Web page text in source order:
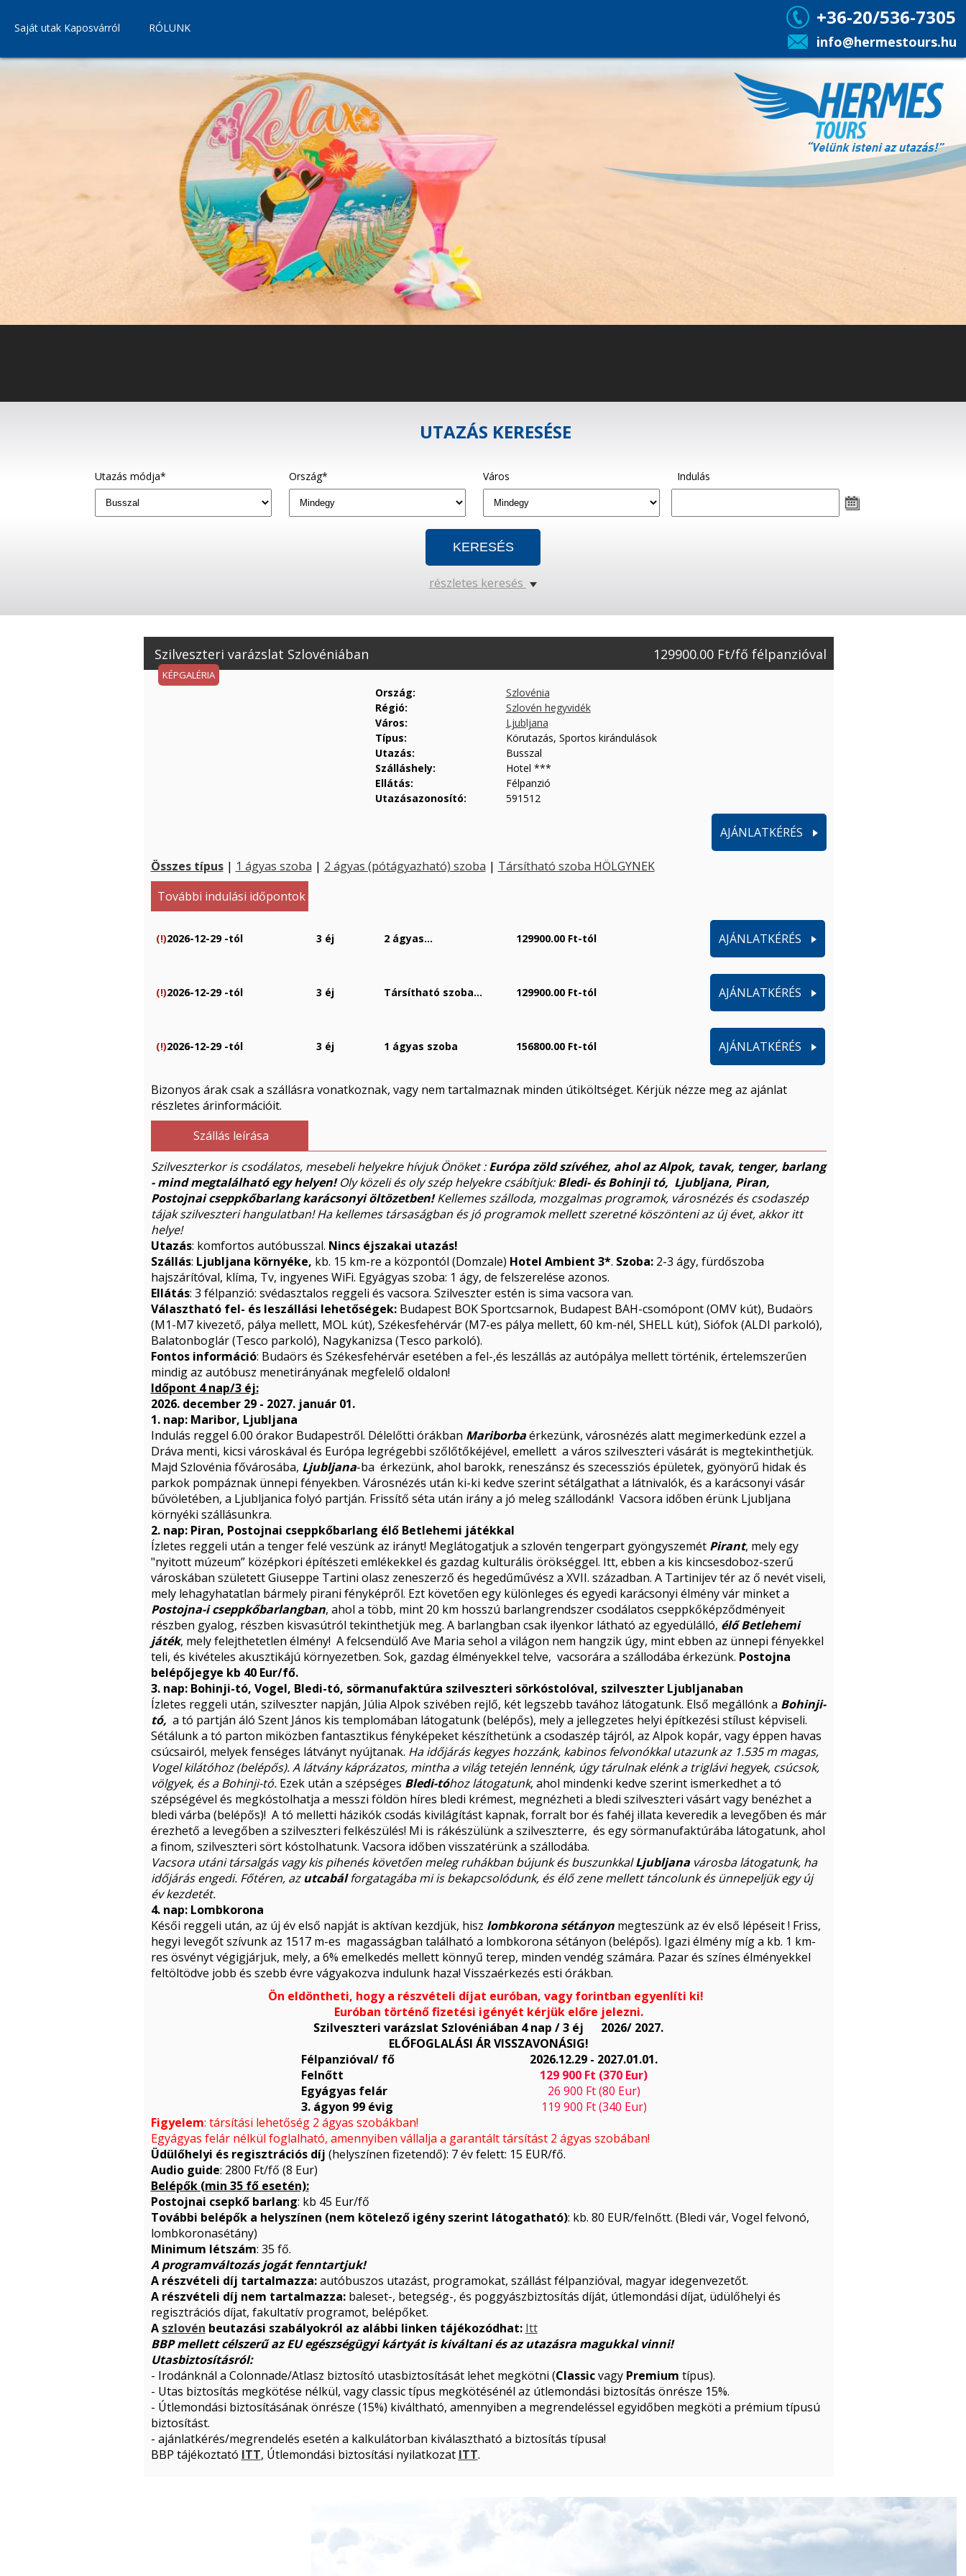
Saját utak Kaposvárról RÓLUNK +36-20/536-7305
info@hermestours.hu
UTAZÁS KERESÉSE
Utazás módja* Ország* Város Indulás
részletes keresés
Szilveszteri varázslat Szlovéniában 129900.00 Ft/fő félpanzióval
KÉPGALÉRIA
Ország:
Szlovénia
Régió:
Szlovén hegyvidék
Város:
Ljubljana
Típus:
Körutazás, Sportos kirándulások
Utazás:
Busszal
Szálláshely:
Hotel ***
Ellátás:
Félpanzió
Utazásazonosító:
591512
AJÁNLATKÉRÉS
Összes típus | 1 ágyas szoba | 2 ágyas (pótágyazható) szoba | Társítható szoba HÖLGYNEK
További indulási időpontok
(!)2026-12-29 -tól 3 éj 2 ágyas... 129900.00 Ft-tól AJÁNLATKÉRÉS
(!)2026-12-29 -tól 3 éj Társítható szoba... 129900.00 Ft-tól AJÁNLATKÉRÉS
(!)2026-12-29 -tól 3 éj 1 ágyas szoba 156800.00 Ft-tól AJÁNLATKÉRÉS
Bizonyos árak csak a szállásra vonatkoznak, vagy nem tartalmaznak minden útiköltséget. Kérjük nézze meg az ajánlat
részletes árinformációit.
Szállás leírása
Szilveszterkor is csodálatos, mesebeli helyekre hívjuk Önöket :Európa zöld szívéhez, ahol az Alpok, tavak, tenger, barlang
- mind megtalálható egy helyen!Oly közeli és oly szép helyekre csábítjuk:Bledi- és Bohinji tó, Ljubljana, Piran,
Postojnai cseppkőbarlang karácsonyi öltözetben!Kellemes szálloda, mozgalmas programok, városnézés és csodaszép
tájak szilveszteri hangulatban! Ha kellemes társaságban és jó programok mellett szeretné köszönteni az új évet, akkor itt
helye!
Utazás: komfortos autóbusszal. Nincs éjszakai utazás!
Szállás: Ljubljana környéke, kb. 15 km-re a központól (Domzale) Hotel Ambient 3*. Szoba: 2-3 ágy, fürdőszoba
hajszárítóval, klíma, Tv, ingyenes WiFi. Egyágyas szoba: 1 ágy, de felszerelése azonos.
Ellátás: 3 félpanzió: svédasztalos reggeli és vacsora. Szilveszter estén is sima vacsora van.
Választható fel- és leszállási lehetőségek:Budapest BOK Sportcsarnok, Budapest BAH-csomópont (OMV kút), Budaörs
(M1-M7 kivezető, pálya mellett, MOL kút), Székesfehérvár (M7-es pálya mellett, 60 km-nél, SHELL kút), Siófok (ALDI parkoló),
Balatonboglár (Tesco parkoló), Nagykanizsa (Tesco parkoló).
Fontos információ: Budaörs és Székesfehérvár esetében a fel-,és leszállás az autópálya mellett történik, értelemszerűen
mindig az autóbusz menetirányának megfelelő oldalon!
Időpont 4 nap/3 éj:
2026. december 29 - 2027. január 01.
1. nap: Maribor, Ljubljana
Indulás reggel 6.00 órakor Budapestről. Délelőtti órákban Mariborba érkezünk, városnézés alatt megimerkedünk ezzel a
Dráva menti, kicsi városkával és Európa legrégebbi szőlőtőkéjével, emellett a város szilveszteri vásárát is megtekinthetjük.
Majd Szlovénia fővárosába, Ljubljana-ba érkezünk, ahol barokk, reneszánsz és szecessziós épületek, gyönyörű hidak és
parkok pompáznak ünnepi fényekben. Városnézés után ki-ki kedve szerint sétálgathat a látnivalók, és a karácsonyi vásár
bűvöletében, a Ljubljanica folyó partján. Frissítő séta után irány a jó meleg szállodánk! Vacsora időben érünk Ljubljana
környéki szállásunkra.
2. nap: Piran, Postojnai cseppkőbarlang élő Betlehemi játékkal
Ízletes reggeli után a tenger felé veszünk az irányt! Meglátogatjuk a szlovén tengerpart gyöngyszemét Pirant, mely egy
"nyitott múzeum” középkori építészeti emlékekkel és gazdag kulturális örökséggel. Itt, ebben a kis kincsesdoboz-szerű
városkában született Giuseppe Tartini olasz zeneszerző és hegedűművész a XVII. században. A Tartinijev tér az ő nevét viseli,
mely lehagyhatatlan bármely pirani fényképről. Ezt követően egy különleges és egyedi karácsonyi élmény vár minket a
Postojna-i cseppkőbarlangban, ahol a több, mint 20 km hosszú barlangrendszer csodálatos cseppkőképződményeit
részben gyalog, részben kisvasútról tekinthetjük meg. A barlangban csak ilyenkor látható az egyedülálló, élő Betlehemi
játék, mely felejthetetlen élmény! A felcsendülő Ave Maria sehol a világon nem hangzik úgy, mint ebben az ünnepi fényekkel
teli, és kivételes akusztikájú környezetben. Sok, gazdag élményekkel telve, vacsorára a szállodába érkezünk. Postojna
belépőjegye kb 40 Eur/fő.
3. nap: Bohinji-tó, Vogel, Bledi-tó, sörmanufaktúra szilveszteri sörkóstolóval, szilveszter Ljubljanaban
Ízletes reggeli után, szilveszter napján, Júlia Alpok szivében rejlő, két legszebb tavához látogatunk. Első megállónk a Bohinji-
tó, a tó partján áló Szent János kis templomában látogatunk (belépős), mely a jellegzetes helyi építkezési stílust képviseli.
Sétálunk a tó parton miközben fantasztikus fényképeket készíthetünk a csodaszép tájról, az Alpok kopár, vagy éppen havas
csúcsairól, melyek fenséges látványt nyújtanak. Ha időjárás kegyes hozzánk, kabinos felvonókkal utazunk az 1.535 m magas,
Vogel kilátóhoz (belépős). A látvány káprázatos, mintha a világ tetején lennénk, úgy tárulnak elénk a triglávi hegyek, csúcsok,
völgyek, és a Bohinji-tó. Ezek után a szépséges Bledi-tóhoz látogatunk, ahol mindenki kedve szerint ismerkedhet a tó
szépségével és megkóstolhatja a messzi földön híres bledi krémest, megnézheti a bledi szilveszteri vásárt vagy benézhet a
bledi várba (belépős)! A tó melletti házikók csodás kivilágítást kapnak, forralt bor és fahéj illata keveredik a levegőben és már
érezhető a levegőben a szilveszteri felkészülés! Mi is rákészülünk a szilveszterre, és egy sörmanufaktúrába látogatunk, ahol
a finom, szilveszteri sört kóstolhatunk. Vacsora időben visszatérünk a szállodába.
Vacsora utáni társalgás vagy kis pihenés követően meleg ruhákban bújunk és buszunkkalLjubljana városba látogatunk, ha
időjárás engedi. Főtéren, azutcabálforgatagába mi is bekapcsolódunk, és élő zene mellett táncolunk és ünnepeljük egy új
év kezdetét.
4. nap: Lombkorona
Késői reggeli után, az új év első napját is aktívan kezdjük, hisz lombkorona sétányon megteszünk az év első lépéseit ! Friss,
hegyi levegőt szívunk az 1517 m-es magasságban található a lombkorona sétányon (belépős). Igazi élmény míg a kb. 1 km-
res ösvényt végigjárjuk, mely, a 6% emelkedés mellett könnyű terep, minden vendég számára. Pazar és színes élményekkel
feltöltödve jobb és szebb évre vágyakozva indulunk haza! Visszaérkezés esti órákban.
Ön eldöntheti, hogy a részvételi díjat euróban, vagy forintban egyenlíti ki!
Euróban történő fizetési igényét kérjük előre jelezni.
Szilveszteri varázslat Szlovéniában 4 nap / 3 éj 2026/ 2027.
ELŐFOGLALÁSI ÁR VISSZAVONÁSIG!
Félpanzióval/ fő
2026.12.29 - 2027.01.01.
Felnőtt
129 900 Ft (370 Eur)
Egyágyas felár
26 900 Ft (80 Eur)
3. ágyon 99 évig
119 900 Ft (340 Eur)
Figyelem: társítási lehetőség 2 ágyas szobákban!
Egyágyas felár nélkül foglalható, amennyiben vállalja a garantált társítást 2 ágyas szobában!
Üdülőhelyi és regisztrációs díj (helyszínen fizetendő): 7 év felett: 15 EUR/fő.
Audio guide: 2800 Ft/fő (8 Eur)
Belépők (min 35 fő esetén):
Postojnai csepkő barlang: kb 45 Eur/fő
További belépők a helyszínen (nem kötelező igény szerint látogatható): kb. 80 EUR/felnőtt. (Bledi vár, Vogel felvonó,
lombkoronasétány)
Minimum létszám: 35 fő.
A programváltozás jogát fenntartjuk!
A részvételi díj tartalmazza:autóbuszos utazást, programokat, szállást félpanzióval, magyar idegenvezetőt.
A részvételi díj nem tartalmazza: baleset-, betegség-, és poggyászbiztosítás díját, útlemondási díjat, üdülőhelyi és
regisztrációs díjat, fakultatív programot, belépőket.
A szlovén beutazási szabályokról az alábbi linken tájékozódhat: Itt
BBP mellett célszerű az EU egészségügyi kártyát is kiváltani és az utazásra magukkal vinni!
Utasbiztosításról:
- Irodánknál a Colonnade/Atlasz biztosító utasbiztosítását lehet megkötni (Classicvagy Premium típus).
- Utas biztosítás megkötése nélkül, vagy classic típus megkötésénél az útlemondási biztosítás önrésze 15%.
- Útlemondási biztosításának önrésze (15%) kiváltható, amennyiben a megrendeléssel egyidőben megköti a prémium típusú
biztosítást.
- ajánlatkérés/megrendelés esetén a kalkulátorban kiválasztható a biztosítás típusa!
BBP tájékoztató ITT, Útlemondási biztosítási nyilatkozat ITT.